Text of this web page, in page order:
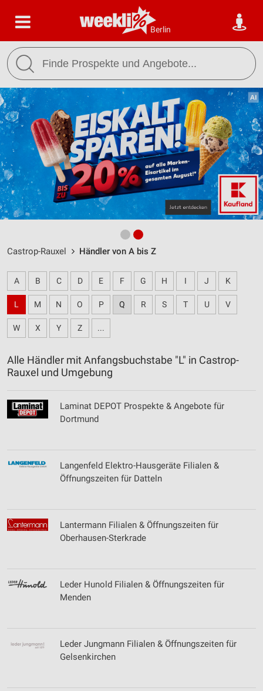
Berlin
Castrop-Rauxel Händler von A bis Z
A B C D E F G H I J K
L M N O P Q R S T U V
W X Y Z ...
Alle Händler mit Anfangsbuchstabe "L" in Castrop-
Rauxel und Umgebung
Laminat DEPOT Prospekte & Angebote für
Dortmund
Langenfeld Elektro-Hausgeräte Filialen &
Öffnungszeiten für Datteln
Lantermann Filialen & Öffnungszeiten für
Oberhausen-Sterkrade
Leder Hunold Filialen & Öffnungszeiten für
Menden
Leder Jungmann Filialen & Öffnungszeiten für
Gelsenkirchen